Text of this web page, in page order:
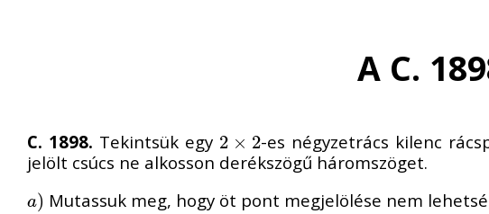
A C.
C. 1898. Tekintsük egy 2 × 2
2 ×2
-es négyzetrács kilenc
jelölt csúcs ne alkosson derékszögű háromszöget.
a)
a) Mutassuk meg, hogy öt pont megjelölése nem